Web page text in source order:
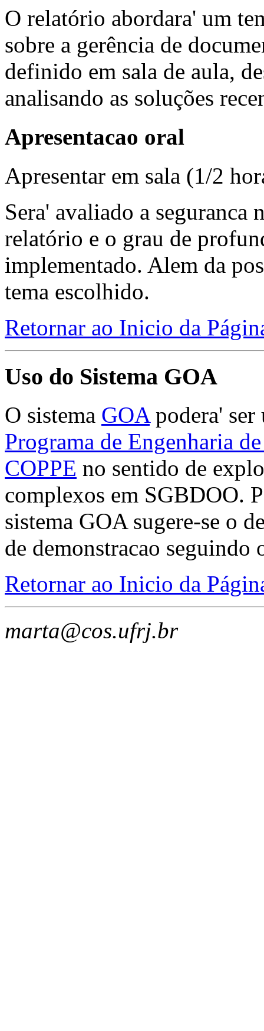
O relatório abordara' um
sobre a gerência de
definido em sala de aula,
analisando as soluções
Apresentacao oral
Apresentar em sala (1/2
Sera' avaliado a seguranca
relatório e o grau de
implementado. Alem da
tema escolhido.
Retornar ao Inicio da
Uso do Sistema GOA
O sistema GOA podera'
Programa de Engenharia
COPPE no sentido de
complexos em SGBDOO.
sistema GOA sugere-se o
de demonstracao seguindo
Retornar ao Inicio da
marta@cos.ufrj.br